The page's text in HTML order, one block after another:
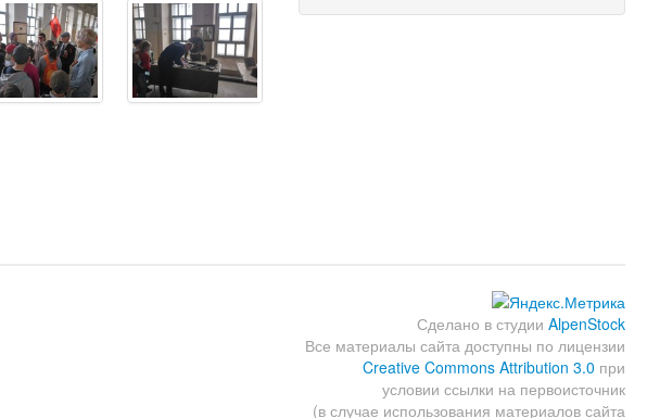
Сделано в студии AlpenStock
Все материалы сайта доступны по лицензии
Creative Commons Attribution 3.0 при
условии ссылки на первоисточник
(в случае использования материалов сайта